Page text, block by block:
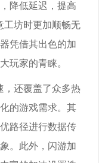
降低延迟，提高
工坊时更加顺畅无
凭借其出色的加
玩家的青睐。
，还覆盖了众多热
的游戏需求。其
路径进行数据传
。此外，闪游加